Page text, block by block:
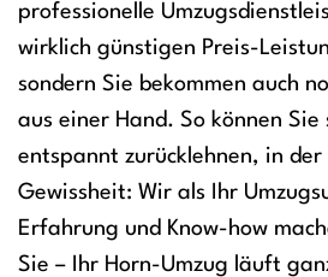
professionelle
wirklich günstigen Preis-
sondern Sie bekommen auch
aus einer Hand. So können Sie
entspannt zurücklehnen, in der
Gewissheit: Wir als Ihr
Erfahrung und Know-how
Sie – Ihr Horn-Umzug läuft